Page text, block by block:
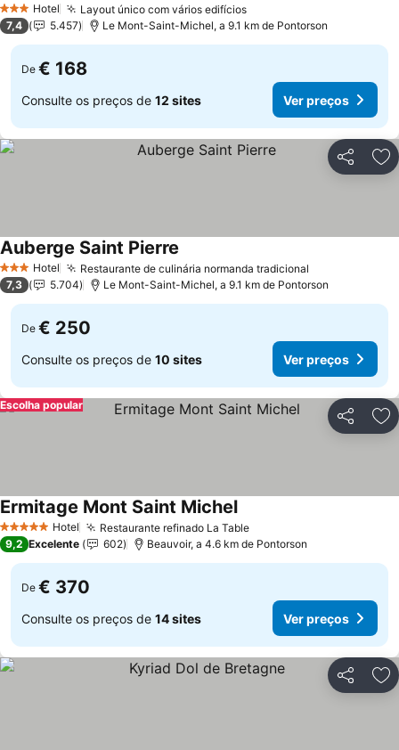
3 EstrelasHotel Layout único com vários edifícios
7,4 5.457 Le Mont-Saint-Michel, a 9.1 km de Pontorson
De € 168
Consulte os preços de 12 sites Ver preços
Partilhar
3 EstrelasHotel Restaurante de culinária normanda tradicional
Auberge Saint Pierre
7,3 5.704 Le Mont-Saint-Michel, a 9.1 km de Pontorson
De € 250
Consulte os preços de 10 sites Ver preços
Partilhar
Escolha popular
5 Estrelas Hotel Restaurante refinado La Table
Ermitage Mont Saint Michel
9,2 Excelente 602 Beauvoir, a 4.6 km de Pontorson
De € 370
Consulte os preços de 14 sites Ver preços
Partilhar